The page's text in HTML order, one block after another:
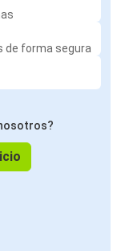
de forma segura